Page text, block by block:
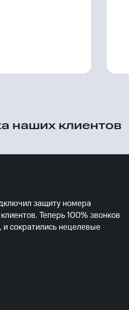
наших клиентов
защиту номера
Теперь 100% звонков
и сократились нецелевые